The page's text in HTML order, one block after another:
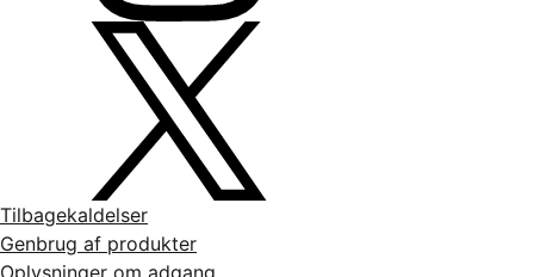
Tilbagekaldelser
Genbrug af produkter
Oplysninger om adgang